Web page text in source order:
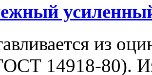
из
14918-80).